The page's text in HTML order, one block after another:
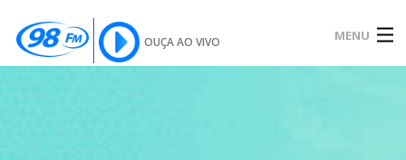
OUÇA AO VIVO MENU